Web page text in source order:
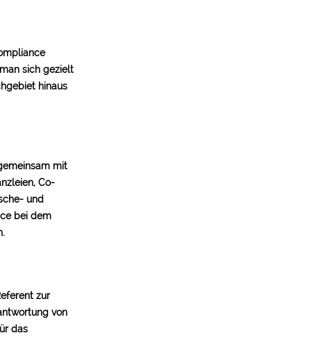
sich gezielt
hinaus
mit
Co-
und
bei dem
zur
von
das